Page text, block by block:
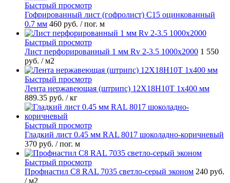
Быстрый просмотр
Гофрированный лист (гофролист) С15 оцинкованный
0.7 мм 460 руб. / пог. м
Быстрый просмотр
Лист перфорированный 1 мм Rv 2-3.5 1000х2000 1 550
руб. / м2
Быстрый просмотр
Лента нержавеющая (штрипс) 12Х18Н10Т 1х400 мм
889.35 руб. / кг
Быстрый просмотр
Гладкий лист 0.45 мм RAL 8017 шоколадно-коричневый
370 руб. / пог. м
Быстрый просмотр
Профнастил С8 RAL 7035 светло-серый эконом 240 руб.
/ м2